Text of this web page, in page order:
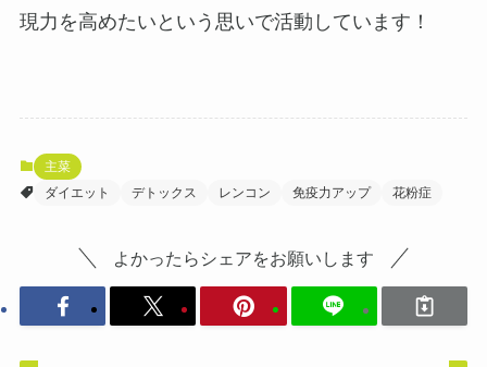
現力を高めたいという思いで活動しています！
主菜
ダイエット
デトックス レンコン 免疫力アップ 花粉症
よかったらシェアをお願いします